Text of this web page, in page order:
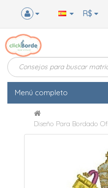
R$
Menú completo
Diseño Para Bordado